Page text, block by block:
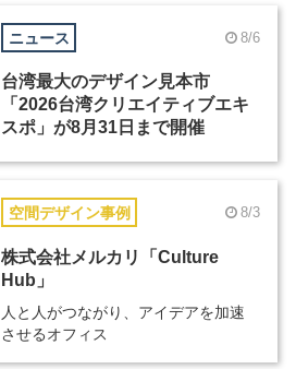
ニュース 8/6
台湾最大のデザイン見本市
「2026台湾クリエイティブエキ
スポ」が8月31日まで開催
空間デザイン事例 8/3
株式会社メルカリ「Culture
Hub」
人と人がつながり、アイデアを加速
させるオフィス